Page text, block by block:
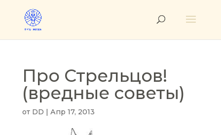
Про Стрельцов!
(вредные советы)
от DD | Апр 17, 2013